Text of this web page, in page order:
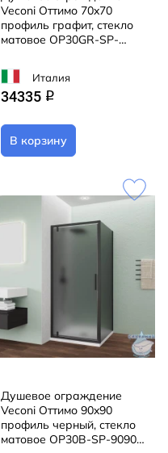
Veconi Оттимо 70x70
профиль графит, стекло
матовое OP30GR-SP-
Италия
34335 q
В корзину
Душевое ограждение
Veconi Оттимо 90x90
профиль черный, стекло
матовое OP30B-SP-9090-